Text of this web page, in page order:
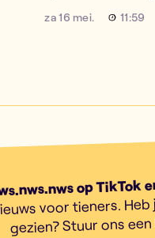
za 16 mei. 11:59
op TikTok
voor tieners.
gezien? Stuur ons een